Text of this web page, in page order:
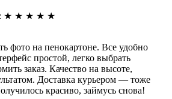
: ★ ★ ★ ★ ★
фото на пенокартоне. Все удобно
простой, легко выбрать
заказ. Качество на высоте,
Доставка курьером — тоже
красиво, займусь снова!